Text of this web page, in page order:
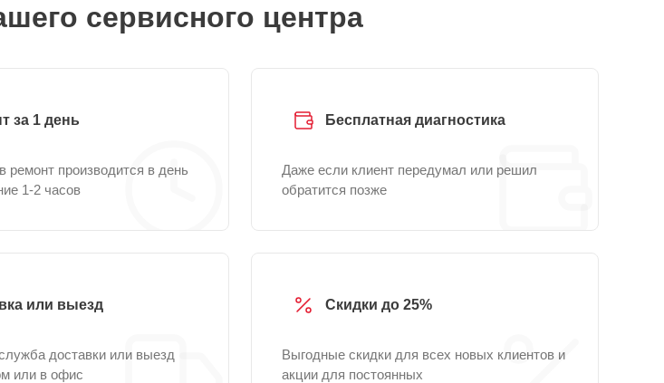
сервисного центра
за 1 день
ремонт производится в день
1-2 часов
Бесплатная диагностика
Даже если клиент передумал или решил
обратится позже
или выезд
доставки или выезд
или в офис
Скидки до 25%
Выгодные скидки для всех новых клиентов и
акции для постоянных